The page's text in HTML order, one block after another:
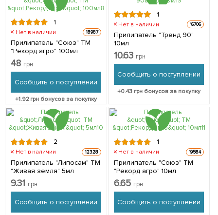
1
Нет в наличии 18987
Прилипатель "Союз" ТМ
"Рекорд агро" 100мл
48 грн
Сообщить о поступлении
+1.92грн бонусов за покупку
1
Нет в наличии 16706
Прилипатель "Тренд 90"
10мл
10.63 грн
Сообщить о поступлении
+0.43 грн бонусов за покупку
2
Нет в наличии 12328
Прилипатель "Липосам" ТМ
"Живая земля" 5мл
9.31 грн
Сообщить о поступлении
1
Нет в наличии 19584
Прилипатель "Союз" ТМ
"Рекорд агро" 10мл
6.65 грн
Сообщить о поступлении